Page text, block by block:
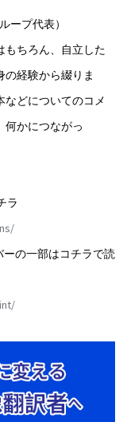
ープ代表）
もちろん、自立した
経験から綴りま
どについてのコメ
何かにつながっ
ラ
ーの一部はコチラで読